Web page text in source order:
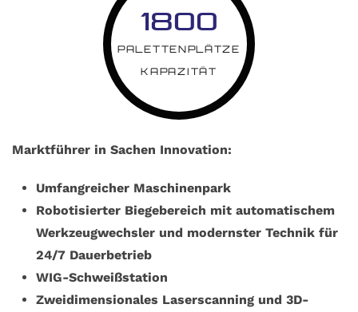
1800
PALETTENPLÄTZE
KAPAZITÄT
Marktführer in Sachen Innovation:
Umfangreicher Maschinenpark
Robotisierter Biegebereich mit automatischem
Werkzeugwechsler und modernster Technik für
24/7 Dauerbetrieb
WIG-Schweißstation
Zweidimensionales Laserscanning und 3D-